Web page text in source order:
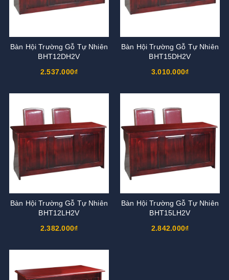
Bàn Hội Trường Gỗ Tự Nhiên
BHT12DH2V
2.537.000₫
Bàn Hội Trường Gỗ Tự Nhiên
BHT15DH2V
3.010.000₫
Bàn Hội Trường Gỗ Tự Nhiên
BHT12LH2V
2.382.000₫
Bàn Hội Trường Gỗ Tự Nhiên
BHT15LH2V
2.842.000₫